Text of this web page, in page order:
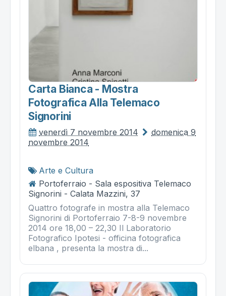
Carta Bianca - Mostra
Fotografica Alla Telemaco
Signorini
venerdì 7 novembre 2014
domenica 9
novembre 2014
Arte e Cultura
Portoferraio - Sala espositiva Telemaco
Signorini - Calata Mazzini, 37
Quattro fotografe in mostra alla Telemaco
Signorini di Portoferraio 7-8-9 novembre
2014 ore 18,00 – 22,30 Il Laboratorio
Fotografico Ipotesi - officina fotografica
elbana , presenta la mostra di...